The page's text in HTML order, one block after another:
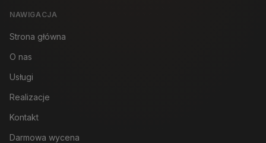
NAWIGACJA
Strona główna
O nas
Usługi
Realizacje
Kontakt
Darmowa wycena